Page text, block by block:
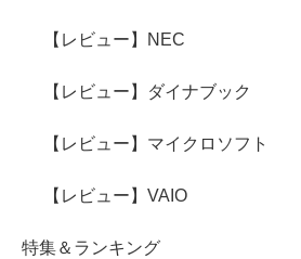
【レビュー】NEC
【レビュー】ダイナブック
【レビュー】マイクロソフト
【レビュー】VAIO
特集＆ランキング